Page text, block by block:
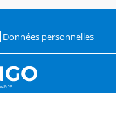
Données personnelles